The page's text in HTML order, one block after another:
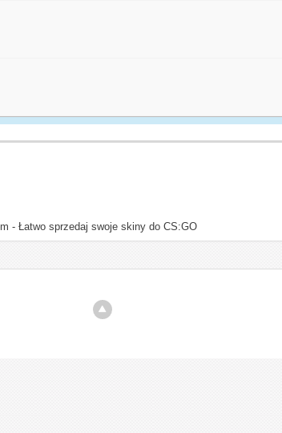
- Łatwo sprzedaj swoje skiny do CS:GO